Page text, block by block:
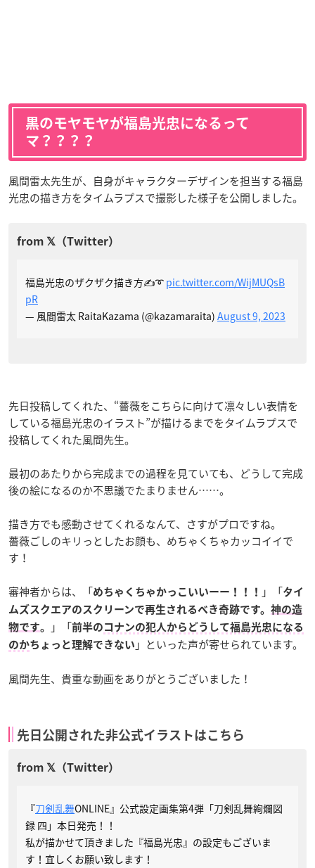
黒のモヤモヤが福島光忠になるって
マ？？？？
風間雷太先生が、自身がキャラクターデザインを担当する福島
光忠の描き方をタイムラプスで撮影した様子を公開しました。
福島光忠のザクザク描き方✍️➰ pic.twitter.com/WijMUQsB
pR
— 風間雷太 RaitaKazama (@kazamaraita) August 9, 2023
先日投稿してくれた、“薔薇をこちらに向けて凛々しい表情を
している福島光忠のイラスト”が描けるまでをタイムラプスで
投稿してくれた風間先生。
最初のあたりから完成までの過程を見ていても、どうして完成
後の絵になるのか不思議でたまりません……。
描き方でも感動させてくれるなんて、さすがプロですね。
薔薇ごしのキリっとしたお顔も、めちゃくちゃカッコイイで
す！
審神者からは、「めちゃくちゃかっこいいーー！！！ 」「タイ
ムズスクエアのスクリーンで再生されるべき奇跡です。 神の造
物です。 」「前半の コナンの犯人からどうして福島光忠になる
のかちょっと理解できない 」といった声が寄せられています。
風間先生、貴重な動画をありがとうございました！
先日公開された非公式イラストはこちら
『刀剣乱舞ONLINE』公式設定画集第4弾「刀剣乱舞絢爛図
録 四」本日発売！！
私が描かせて頂きました『福島光忠』の設定もございま
す！宜しくお願い致します！